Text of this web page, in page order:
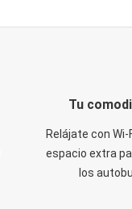
Tu
Relájate con
espacio extra
los